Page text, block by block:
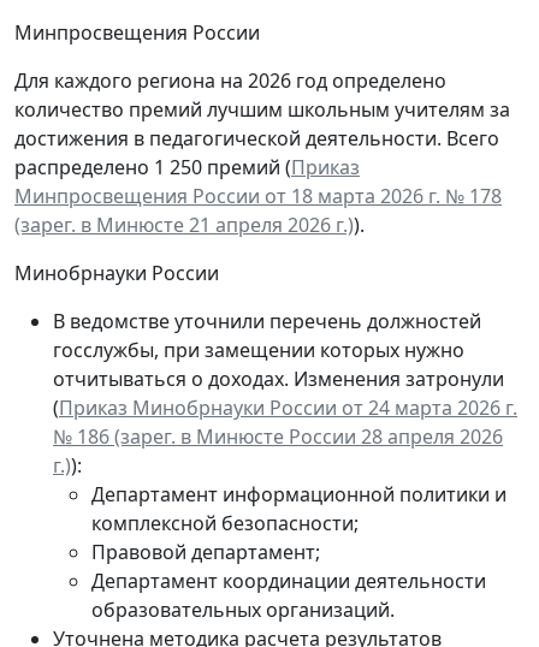
Минпросвещения России
Для каждого региона на 2026 год определено
количество премий лучшим школьным учителям за
достижения в педагогической деятельности. Всего
распределено 1 250 премий (Приказ
Минпросвещения России от 18 марта 2026 г. № 178
(зарег. в Минюсте 21 апреля 2026 г.)).
Минобрнауки России
В ведомстве уточнили перечень должностей
госслужбы, при замещении которых нужно
отчитываться о доходах. Изменения затронули
(Приказ Минобрнауки России от 24 марта 2026 г.
№ 186 (зарег. в Минюсте России 28 апреля 2026
г.)):
Департамент информационной политики и
комплексной безопасности;
Правовой департамент;
Департамент координации деятельности
образовательных организаций.
Уточнена методика расчета результатов